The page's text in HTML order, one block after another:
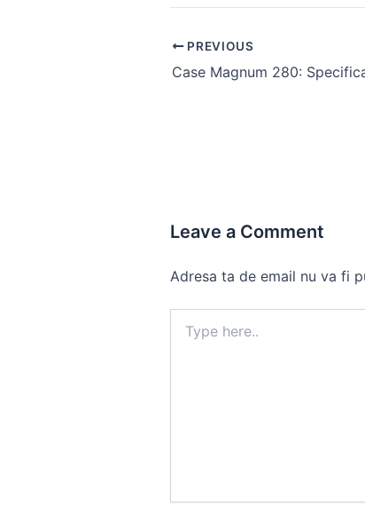
Post
navigation
PREVIOUS
Leave a Comment
Adresa ta de email nu va fi
here..